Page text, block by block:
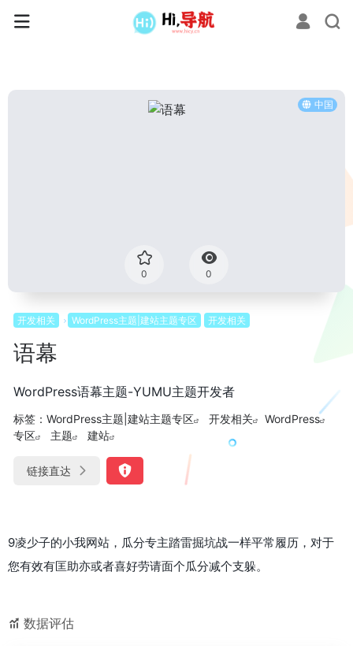
中国
0 0
开发相关 WordPress主题|建站主题专区 开发相关
语幕
WordPress语幕主题-YUMU主题开发者
标签： WordPress主题|建站主题专区 开发相关
WordPress
专区
主题 建站
链接直达
9凌少子的小我网站，瓜分专主踏雷掘坑战一样平常履历，对于
您有效有匡助亦或者喜好劳请面个瓜分减个支躲。
数据评估